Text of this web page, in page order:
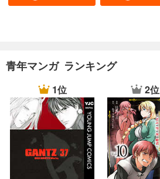
青年マンガ ランキング
1位 2位